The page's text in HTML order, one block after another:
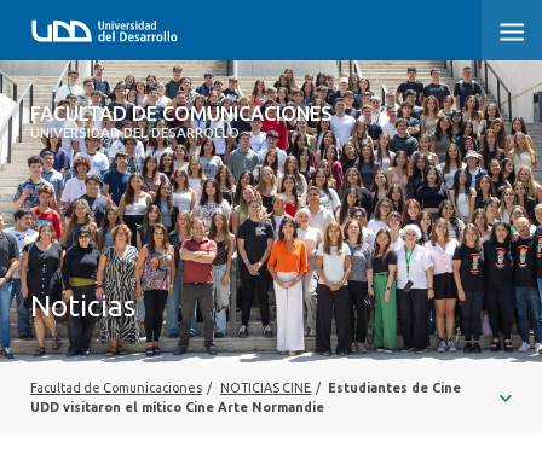
FACULTAD DE COMUNICACIONES
UNIVERSIDAD DEL DESARROLLO
FACULTAD DE COMUNICACIONES
INICIO
SOBRE LA FACULTAD
CARRERAS
POSTGRADOS Y EDUCACIÓN CONTINUA
INVESTIGACIÓN
Noticias
Facultad de Comunicaciones / NOTICIAS CINE / Estudiantes de Cine
UDD visitaron el mítico Cine Arte Normandie